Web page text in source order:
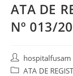
ATA DE
Nº 013/
hospitalfusam
ATA DE